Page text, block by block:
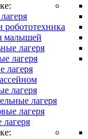
робототехника
малышей
лагеря
лагеря
лагеря
лагеря
лагеря
лагеря
лагеря